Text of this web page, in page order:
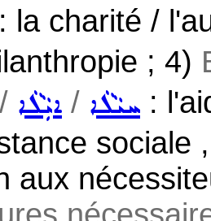
: la charité /
; 4)
/ ܐܝܼܵܠܵܐ / ܚܝܵܠܵܐ :
sociale
aux